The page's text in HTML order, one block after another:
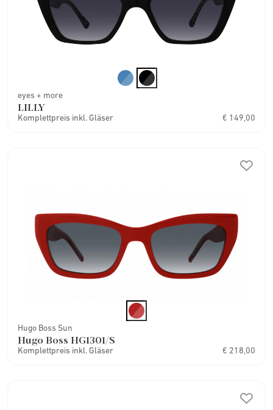
eyes + more
LILLY
Komplettpreis inkl. Gläser € 149,00
Hugo Boss Sun
Hugo Boss HG1301/S
Komplettpreis inkl. Gläser € 218,00